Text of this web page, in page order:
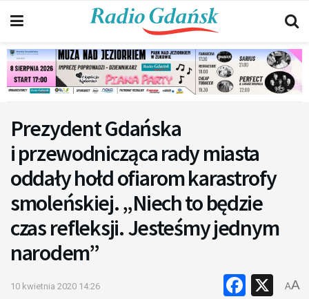
Prezydent Gdańska
i przewodnicząca rady miasta
oddały hołd ofiarom karastrofy
smoleńskiej. „Niech to będzie
czas refleksji. Jesteśmy jednym
narodem”
10 kwietnia 2020 14:26 X
AA